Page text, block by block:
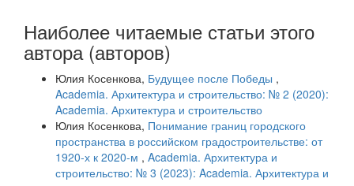
Наиболее читаемые статьи этого
автора (авторов)
Юлия Косенкова, Будущее после Победы ,
Academia. Архитектура и строительство: № 2 (2020):
Academia. Архитектура и строительство
Юлия Косенкова, Понимание границ городского
пространства в российском градостроительстве: от
1920-х к 2020-м , Academia. Архитектура и
строительство: № 3 (2023): Academia. Архитектура и